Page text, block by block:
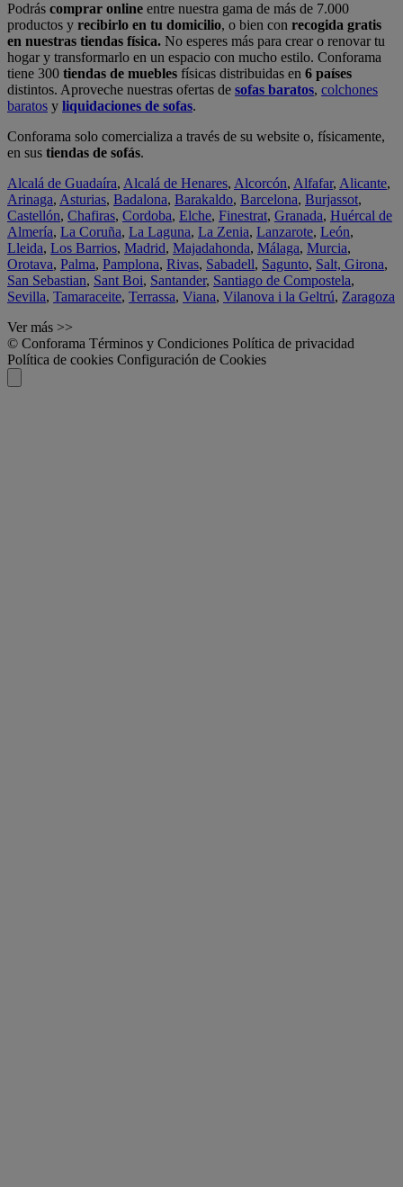
Podrás comprar online entre nuestra gama de más de 7.000
productos y recibirlo en tu domicilio, o bien con recogida gratis
en nuestras tiendas física. No esperes más para crear o renovar tu
hogar y transformarlo en un espacio con mucho estilo. Conforama
tiene 300 tiendas de muebles físicas distribuidas en 6 países
distintos. Aproveche nuestras ofertas de sofas baratos, colchones
baratos y liquidaciones de sofas.
Conforama solo comercializa a través de su website o, físicamente,
en sus tiendas de sofás.
Alcalá de Guadaíra, Alcalá de Henares, Alcorcón, Alfafar, Alicante,
Arinaga, Asturias, Badalona, Barakaldo, Barcelona, Burjassot,
Castellón, Chafiras, Cordoba, Elche, Finestrat, Granada, Huércal de
Almería, La Coruña, La Laguna, La Zenia, Lanzarote, León,
Lleida, Los Barrios, Madrid, Majadahonda, Málaga, Murcia,
Orotava, Palma, Pamplona, Rivas, Sabadell, Sagunto, Salt, Girona,
San Sebastian, Sant Boi, Santander, Santiago de Compostela,
Sevilla, Tamaraceite, Terrassa, Viana, Vilanova i la Geltrú, Zaragoza
Ver más >>
© Conforama Términos y Condiciones Política de privacidad
Política de cookies Configuración de Cookies